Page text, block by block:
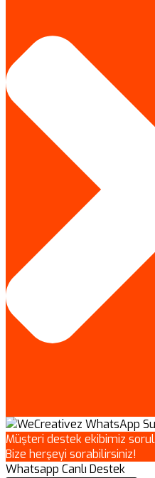
Müşteri destek ekibimiz
Bize herşeyi sorabilirsiniz!
Whatsapp Canlı Destek